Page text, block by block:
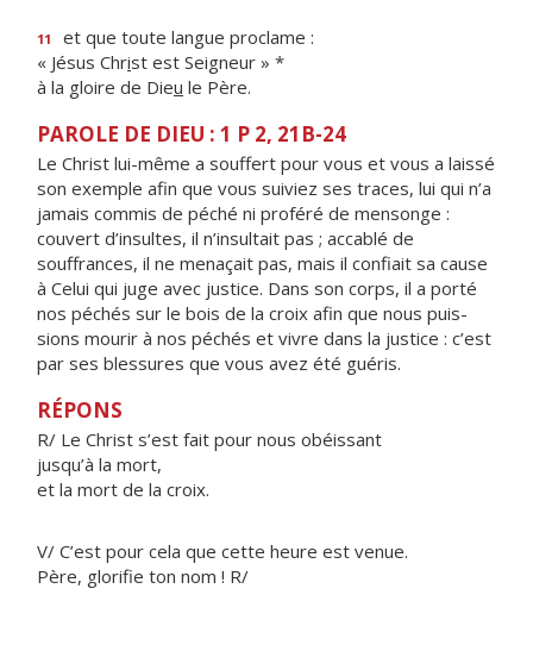
11
et que toute langue proclame :
« Jésus Christ est Seigneur » *
à la gloire de Dieu le Père.
PAROLE DE DIEU : 1 P 2, 21B-24
Le Christ lui-même a souffert pour vous et vous a laissé
son exemple afin que vous suiviez ses traces, lui qui n’a
jamais commis de péché ni proféré de mensonge :
couvert d’insultes, il n’insultait pas ; accablé de
souffrances, il ne menaçait pas, mais il confiait sa cause
à Celui qui juge avec justice. Dans son corps, il a porté
nos péchés sur le bois de la croix afin que nous puis­
sions mourir à nos péchés et vivre dans la justice : c’est
par ses blessures que vous avez été guéris.
RÉPONS
R/ Le Christ s’est fait pour nous obéissant
jusqu’à la mort,
et la mort de la croix.
V/ C’est pour cela que cette heure est venue.
Père, glorifie ton nom ! R/